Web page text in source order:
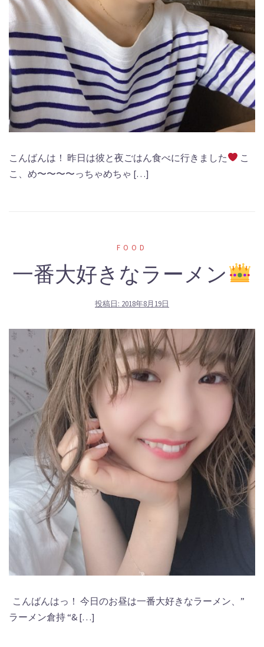
こんばんは！ 昨日は彼と夜ごはん食べに行きました
こ
こ、め〜〜〜〜っちゃめちゃ […]
FOOD
一番大好きなラーメン
投稿日: 2018年8月19日
こんばんはっ！ 今日のお昼は一番大好きなラーメン、”
ラーメン倉持 “& […]